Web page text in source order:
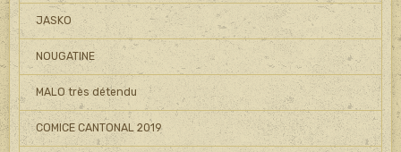
JASKO
NOUGATINE
MALO très détendu
COMICE CANTONAL 2019